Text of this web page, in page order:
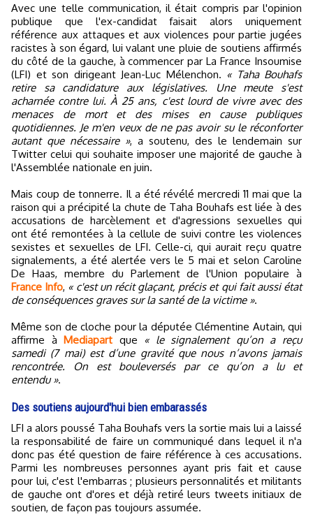
Avec une telle communication, il était compris par l'opinion
publique que l'ex-candidat faisait alors uniquement
référence aux attaques et aux violences pour partie jugées
racistes à son égard, lui valant une pluie de soutiens affirmés
du côté de la gauche, à commencer par La France Insoumise
(LFI) et son dirigeant Jean-Luc Mélenchon. « Taha Bouhafs
retire sa candidature aux législatives. Une meute s'est
acharnée contre lui. À 25 ans, c'est lourd de vivre avec des
menaces de mort et des mises en cause publiques
quotidiennes. Je m'en veux de ne pas avoir su le réconforter
autant que nécessaire », a soutenu, des le lendemain sur
Twitter celui qui souhaite imposer une majorité de gauche à
l'Assemblée nationale en juin.
Mais coup de tonnerre. Il a été révélé mercredi 11 mai que la
raison qui a précipité la chute de Taha Bouhafs est liée à des
accusations de harcèlement et d'agressions sexuelles qui
ont été remontées à la cellule de suivi contre les violences
sexistes et sexuelles de LFI. Celle-ci, qui aurait reçu quatre
signalements, a été alertée vers le 5 mai et selon Caroline
De Haas, membre du Parlement de l'Union populaire à
France Info, « c'est un récit glaçant, précis et qui fait aussi état
de conséquences graves sur la santé de la victime ».
Même son de cloche pour la députée Clémentine Autain, qui
affirme àMediapart que « le signalement qu’on a reçu
samedi (7 mai) est d’une gravité que nous n’avons jamais
rencontrée. On est bouleversés par ce qu’on a lu et
entendu ».
Des soutiens aujourd'hui bien embarassés
LFI a alors poussé Taha Bouhafs vers la sortie mais lui a laissé
la responsabilité de faire un communiqué dans lequel il n'a
donc pas été question de faire référence à ces accusations.
Parmi les nombreuses personnes ayant pris fait et cause
pour lui, c'est l'embarras ; plusieurs personnalités et militants
de gauche ont d'ores et déjà retiré leurs tweets initiaux de
soutien, de façon pas toujours assumée.